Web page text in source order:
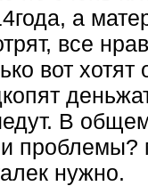
а
все
вот
В
проблемы?
нужно.